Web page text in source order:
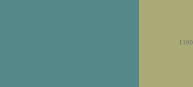
1100